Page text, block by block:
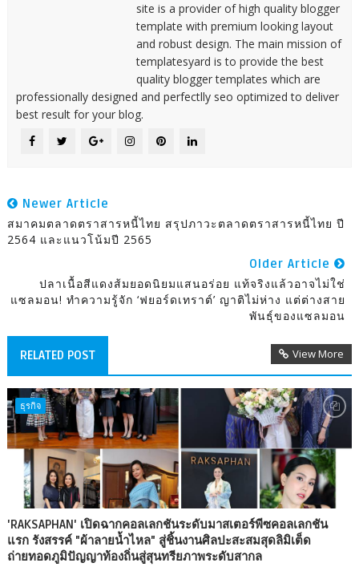
site is a provider of high quality blogger
template with premium looking layout
and robust design. The main mission of
templatesyard is to provide the best
quality blogger templates which are
professionally designed and perfectlly seo optimized to deliver
best result for your blog.
Newer Article
สมาคมตลาดตราสารหนี้ไทย สรุปภาวะตลาดตราสารหนี้ไทย ปี
2564 และแนวโน้มปี 2565
Older Article
ปลาเนื้อสีแดงส้มยอดนิยมแสนอร่อย แท้จริงแล้วอาจไม่ใช่
แซลมอน! ทำความรู้จัก ‘ฟยอร์ดเทราต์’ ญาติไม่ห่าง แต่ต่างสาย
พันธุ์ของแซลมอน
RELATED POST View More
ธุรกิจ
'RAKSAPHAN' เปิดฉากคอลเลกชันระดับมาสเตอร์พีซคอลเลกชัน
แรก รังสรรค์ "ผ้าลายน้ำไหล" สู่ชิ้นงานศิลปะสะสมสุดลิมิเต็ด
ถ่ายทอดภูมิปัญญาท้องถิ่นสู่สุนทรียภาพระดับสากล